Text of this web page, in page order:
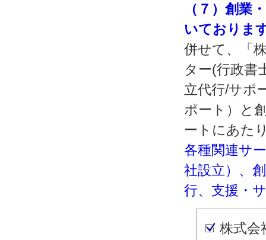
（７）創業
いておりま
併せて、「
ター(行政書
立代行/サポ
ポート）と
ートにあた
各種関連サ
社設立）、
行、支援・
株式会